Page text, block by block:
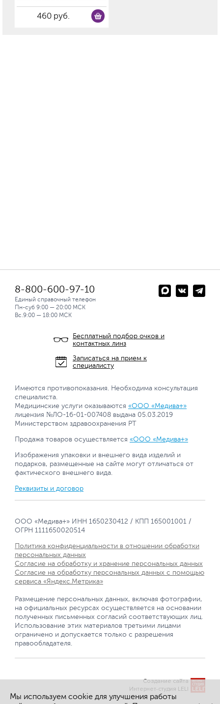
460 руб.
8-800-600-97-10
Единый справочный телефон
Пн-суб 9:00 — 20:00 МСК
Вс.9:00 — 18:00 МСК
Бесплатный подбор очков и
контактных линз
Записаться на прием к
специалисту
Имеются противопоказания. Необходима консультация
специалиста.
Медицинские услуги оказываются «ООО «Медива+»
лицензия №ЛО-16-01-007408 выдана 05.03.2019
Министерством здравоохранения РТ
Продажа товаров осуществляется «ООО «Медива+»
Изображения упаковки и внешнего вида изделий и
подарков, размещенные на сайте могут отличаться от
фактического внешнего вида.
Реквизиты и договор
ООО «Медива+» ИНН 1650230412 / КПП 165001001 /
ОГРН 1111650020514
Политика конфиденциальности в отношении обработки
персональных данных
Согласие на обработку и хранение персональных данных
Согласие на обработку персональных данных с помощью
сервиса «Яндекс.Метрика»
Размещение персональных данных, включая фотографии,
на официальных ресурсах осуществляется на основании
полученных письменных согласий соответствующих лиц.
Использование этих материалов третьими лицами
ограничено и допускается только с разрешения
правообладателя.
Создание сайта
Интернет-студия LELI
Мы используем cookie для улучшения работы